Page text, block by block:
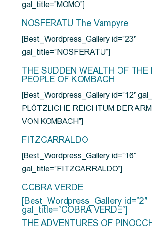
gal_title=”MOMO”]
NOSFERATU The Vampyre
[Best_Wordpress_Gallery id=”23″
gal_title=”NOSFERATU”]
THE SUDDEN WEALTH OF THE
PEOPLE OF KOMBACH
[Best_Wordpress_Gallery id=”12″
PLÖTZLICHE REICHTUM DER
VON KOMBACH”]
FITZCARRALDO
[Best_Wordpress_Gallery id=”16″
gal_title=”FITZCARRALDO”]
COBRA VERDE
[Best_Wordpress_Gallery id=”2″
gal_title=”COBRA VERDE”]
THE ADVENTURES OF